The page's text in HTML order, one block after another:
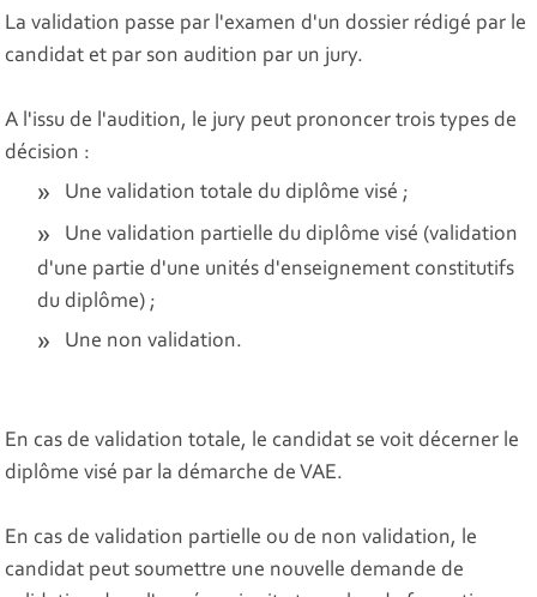
La validation passe par l'examen d'un dossier rédigé par le
candidat et par son audition par un jury.
A l'issu de l'audition, le jury peut prononcer trois types de
décision :
Une validation totale du diplôme visé ;
Une validation partielle du diplôme visé (validation
d'une partie d'une unités d'enseignement constitutifs
du diplôme) ;
Une non validation.
En cas de validation totale, le candidat se voit décerner le
diplôme visé par la démarche de VAE.
En cas de validation partielle ou de non validation, le
candidat peut soumettre une nouvelle demande de